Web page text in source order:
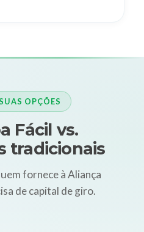
OPÇÕES
Fácil vs.
tradicionais
fornece à Aliança
de capital de giro.